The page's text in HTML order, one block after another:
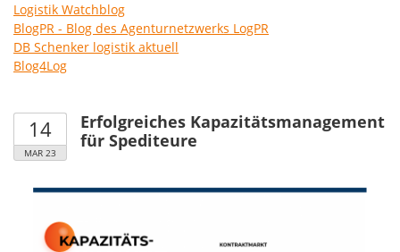
Logistik Watchblog
BlogPR - Blog des Agenturnetzwerks LogPR
DB Schenker logistik aktuell
Blog4Log
14
MAR 23
Erfolgreiches Kapazitätsmanagement
für Spediteure